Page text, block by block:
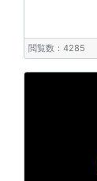
閲覧数：4285